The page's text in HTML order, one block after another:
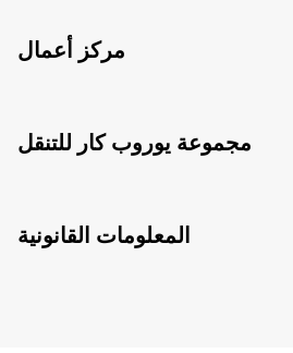
مركز أعمال
مجموعة يوروب كار للتنقل
المعلومات القانونية